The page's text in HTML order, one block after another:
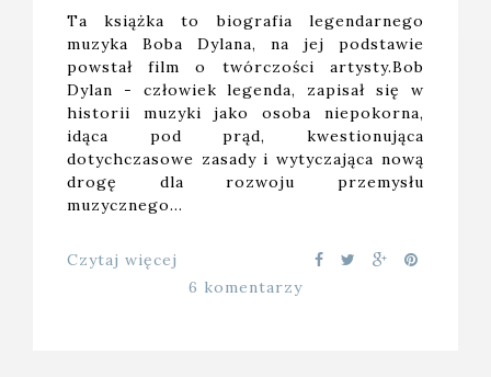
Ta książka to biografia legendarnego
muzyka Boba Dylana, na jej podstawie
powstał film o twórczości artysty.Bob
Dylan - człowiek legenda, zapisał się w
historii muzyki jako osoba niepokorna,
idąca pod prąd, kwestionująca
dotychczasowe zasady i wytyczająca nową
drogę dla rozwoju przemysłu
muzycznego…
Czytaj więcej
6 komentarzy